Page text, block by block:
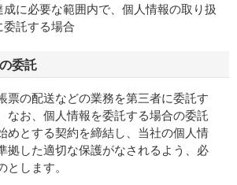
成に必要な範囲内で、個人情報の取り扱
委託する場合
委託
票の配送などの業務を第三者に委託す
なお、個人情報を委託する場合の委託
めとする契約を締結し、当社の個人情
拠した適切な保護がなされるよう、必
とします。